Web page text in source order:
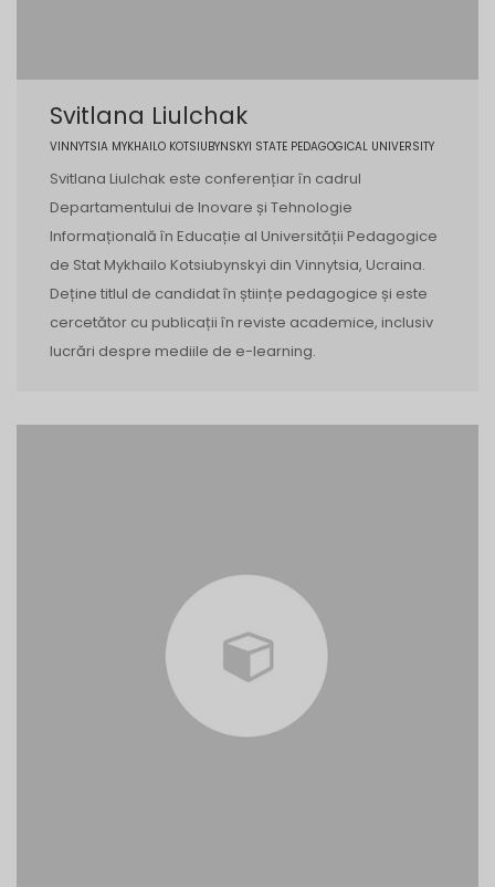
Svitlana Liulchak
VINNYTSIA MYKHAILO KOTSIUBYNSKYI STATE PEDAGOGICAL UNIVERSITY
Svitlana Liulchak este conferențiar în cadrul
Departamentului de Inovare și Tehnologie
Informațională în Educație al Universității Pedagogice
de Stat Mykhailo Kotsiubynskyi din Vinnytsia, Ucraina.
Deține titlul de candidat în științe pedagogice și este
cercetător cu publicații în reviste academice, inclusiv
lucrări despre mediile de e-learning.